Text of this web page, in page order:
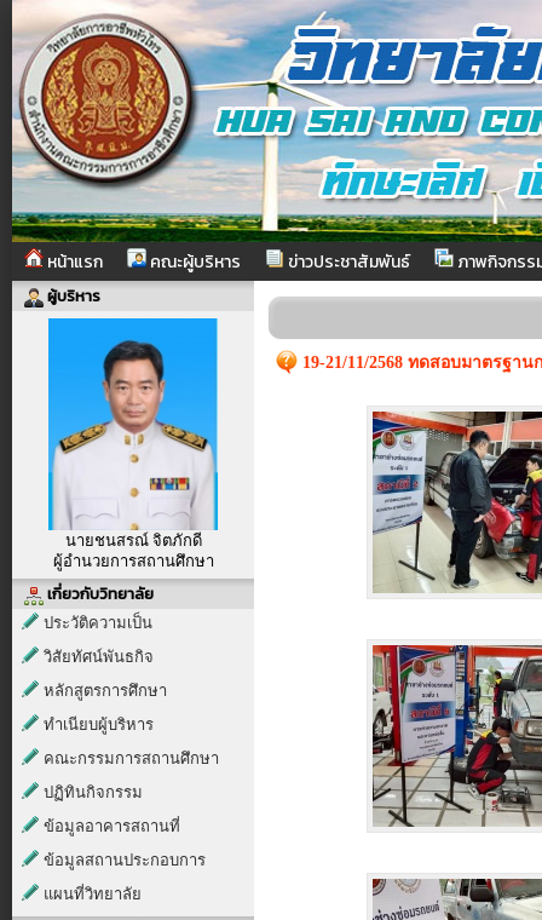
หน้าแรก คณะผู้บริหาร ข่าวประชาสัมพันธ์ ภาพกิจกรร
ผู้บริหาร
นายชนสรณ์ จิตภักดี
ผู้อำนวยการสถานศึกษา
เกี่ยวกับวิทยาลัย
ประวัติความเป็น
วิสัยทัศน์พันธกิจ
หลักสูตรการศึกษา
ทำเนียบผู้บริหาร
คณะกรรมการสถานศึกษา
ปฏิทินกิจกรรม
ข้อมูลอาคารสถานที่
ข้อมูลสถานประกอบการ
แผนที่วิทยาลัย
19-21/11/2568 ทดสอบมาตรฐา